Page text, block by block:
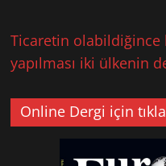
Ticaretin
yapılması iki ülkenin
Online Dergi için